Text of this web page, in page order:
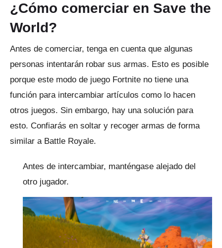
¿Cómo comerciar en Save the
World?
Antes de comerciar, tenga en cuenta que algunas
personas intentarán robar sus armas. Esto es posible
porque este modo de juego Fortnite no tiene una
función para intercambiar artículos como lo hacen
otros juegos. Sin embargo, hay una solución para
esto. Confiarás en soltar y recoger armas de forma
similar a Battle Royale.
Antes de intercambiar, manténgase alejado del
otro jugador.